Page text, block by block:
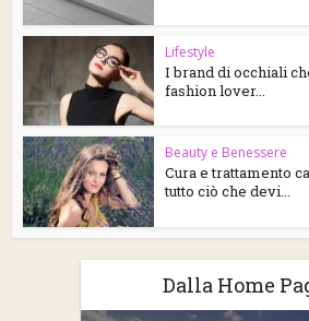
Lifestyle
I brand di occhiali
fashion lover...
Beauty e Benessere
Cura e trattamento
tutto ciò che devi...
Dalla Home